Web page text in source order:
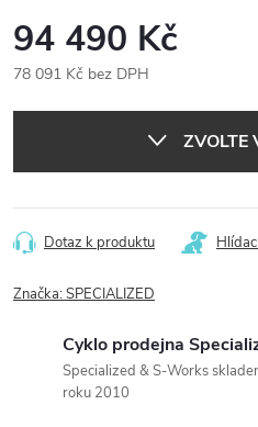
94 490 Kč
78 091 Kč bez DPH
ZVOLTE
Dotaz k produktu
Značka:SPECIALIZED
Cyklo prodejna
Specialized & S-Works
roku 2010